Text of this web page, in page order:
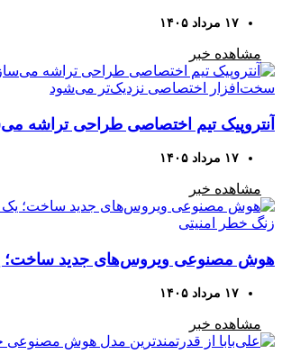
برای پروژه‌های کدنویسی بزرگ
۱۷ مرداد ۱۴۰۵
مشاهده خبر
سخت‌افزار اختصاصی نزدیک‌تر می‌شود
۱۷ مرداد ۱۴۰۵
مشاهده خبر
هوش مصنوعی ویروس‌های جدید ساخت؛
علمی با زنگ خطر امنیتی
۱۷ مرداد ۱۴۰۵
مشاهده خبر